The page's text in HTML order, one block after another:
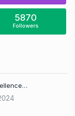
5870
Followers